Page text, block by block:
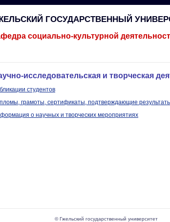
ГОСУДАРСТВЕННЫЙ
социально-культурной
исследовательская и творческая
студентов
грамоты, сертификаты, подтверждающие
о научных и творческих мероприятиях
© Гжельский государственный университет